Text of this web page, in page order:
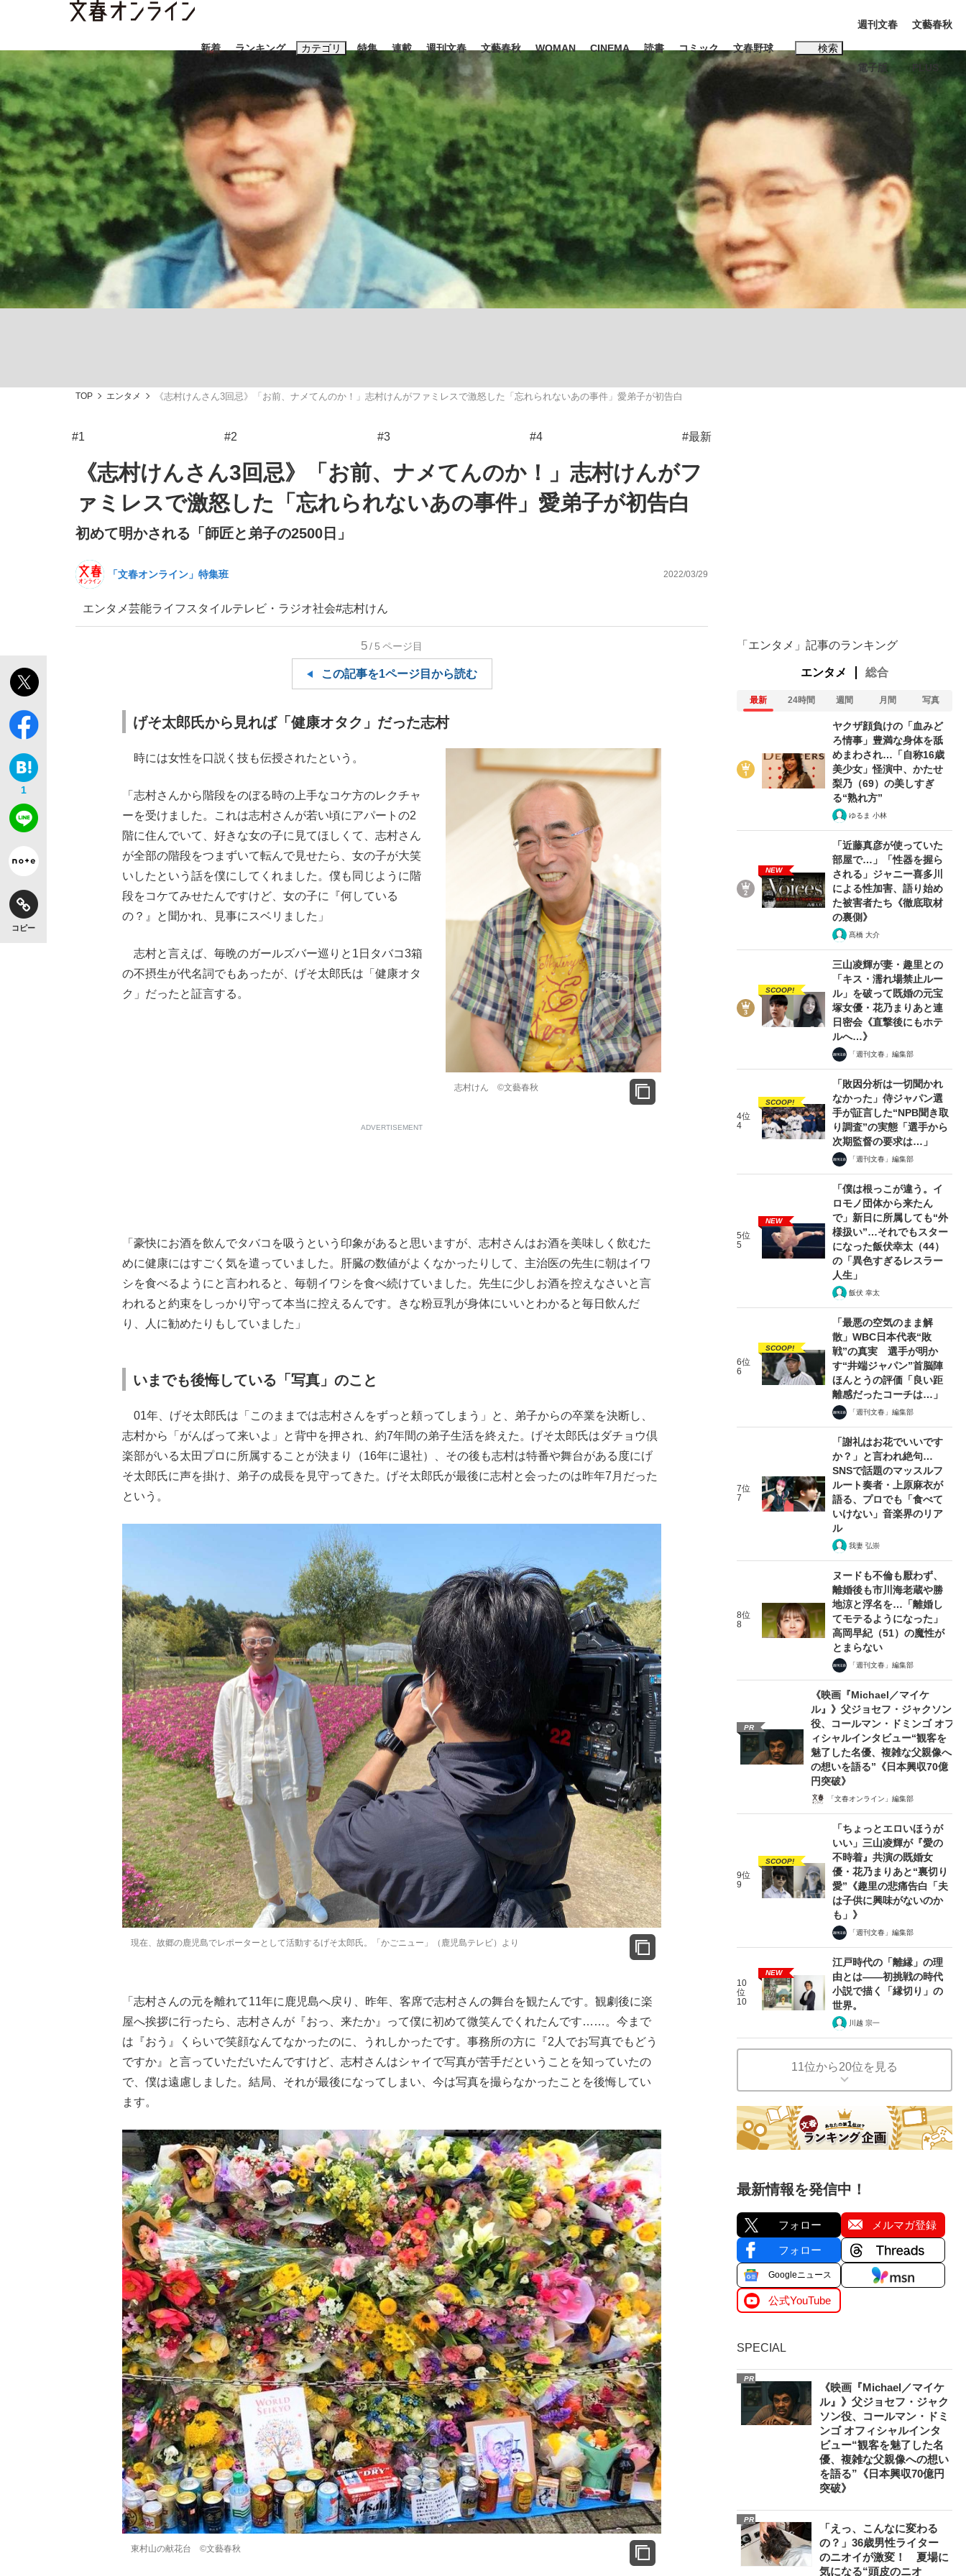
新着 ランキング カテゴリ
ニュース エンタメ ライフ ビジネス インタビュー
「90%は失敗する。でも…」本田圭佑が初めて明かした日本代表監督に... 「最悪の空気のまま解散」WBC日本代表“敗戦”の真実 選手が明かす...
「目標達成できなかったからと言って…」サッカー日本代表・森保一監督...
もっと見る
特集
終戦から81年
観る将棋、読む将棋
連載 週刊文春 文藝春秋 WOMAN CINEMA 読書 コミック 文春野球 検索
キーワード入力
おすすめのキーワードタグ一覧
#藤田晋 #三山凌輝 #高市早苗 #後藤真希 #森岡毅 #城彰二 #内田有紀
#松田聖子
#玉木雄一郎
#亀和田武
週刊文春
電子版
文藝春秋
PLUS
TOP エンタメ 《志村けんさん3回忌》「お前、ナメてんのか！」志村けんがファミレスで激怒した「忘れられないあの事件」愛弟子が初告白
#1 #2 #3 #4 #最新
《志村けんさん3回忌》「お前、ナメてんのか！」志村けんがフ
ァミレスで激怒した「忘れられないあの事件」愛弟子が初告白
初めて明かされる「師匠と弟子の2500日」
「文春オンライン」特集班 2022/03/29
エンタメ芸能ライフスタイルテレビ・ラジオ社会#志村けん
1
コピー
5/5 ページ目
この記事を1ページ目から読む
げそ太郎氏から見れば「健康オタク」だった志村
志村けん ©︎文藝春秋
時には女性を口説く技も伝授されたという。
「志村さんから階段をのぼる時の上手なコケ方のレクチャ
ーを受けました。これは志村さんが若い頃にアパートの2
階に住んでいて、好きな女の子に見てほしくて、志村さん
が全部の階段をつまずいて転んで見せたら、女の子が大笑
いしたという話を僕にしてくれました。僕も同じように階
段をコケてみせたんですけど、女の子に『何している
の？』と聞かれ、見事にスベリました」
志村と言えば、毎晩のガールズバー巡りと1日タバコ3箱
の不摂生が代名詞でもあったが、げそ太郎氏は「健康オタ
ク」だったと証言する。
ADVERTISEMENT
「豪快にお酒を飲んでタバコを吸うという印象があると思いますが、志村さんはお酒を美味しく飲むた
めに健康にはすごく気を遣っていました。肝臓の数値がよくなかったりして、主治医の先生に朝はイワ
シを食べるようにと言われると、毎朝イワシを食べ続けていました。先生に少しお酒を控えなさいと言
われると約束をしっかり守って本当に控えるんです。きな粉豆乳が身体にいいとわかると毎日飲んだ
り、人に勧めたりもしていました」
いまでも後悔している「写真」のこと
01年、げそ太郎氏は「このままでは志村さんをずっと頼ってしまう」と、弟子からの卒業を決断し、
志村から「がんばって来いよ」と背中を押され、約7年間の弟子生活を終えた。げそ太郎氏はダチョウ倶
楽部がいる太田プロに所属することが決まり（16年に退社）、その後も志村は特番や舞台がある度にげ
そ太郎氏に声を掛け、弟子の成長を見守ってきた。げそ太郎氏が最後に志村と会ったのは昨年7月だった
という。
現在、故郷の鹿児島でレポーターとして活動するげそ太郎氏。「かごニュー」（鹿児島テレビ）より
「志村さんの元を離れて11年に鹿児島へ戻り、昨年、客席で志村さんの舞台を観たんです。観劇後に楽
屋へ挨拶に行ったら、志村さんが『おっ、来たか』って僕に初めて微笑んでくれたんです……。今まで
は『おう』くらいで笑顔なんてなかったのに、うれしかったです。事務所の方に『2人でお写真でもどう
ですか』と言っていただいたんですけど、志村さんはシャイで写真が苦手だということを知っていたの
で、僕は遠慮しました。結局、それが最後になってしまい、今は写真を撮らなかったことを後悔してい
ます。
東村山の献花台 ©︎文藝春秋
「エンタメ」記事のランキング
エンタメ 総合
最新 24時間 週間 月間 写真
ヤクザ顔負けの「血みど
ろ情事」豊満な身体を舐
めまわされ…「自称16歳
美少女」怪演中、かたせ
梨乃（69）の美しすぎ
る“熟れ方”
ゆるま 小林
NEW
「近藤真彦が使っていた
部屋で…」「性器を握ら
される」ジャニー喜多川
による性加害、語り始め
た被害者たち《徹底取材
の裏側》
髙橋 大介
SCOOP!
三山凌輝が妻・趣里との
「キス・濡れ場禁止ルー
ル」を破って既婚の元宝
塚女優・花乃まりあと連
日密会《直撃後にもホテ
ルへ…》
「週刊文春」編集部
4位
4
SCOOP!
「敗因分析は一切聞かれ
なかった」侍ジャパン選
手が証言した“NPB聞き取
り調査”の実態「選手から
次期監督の要求は…」
「週刊文春」編集部
5位
5
NEW
「僕は根っこが違う。イ
ロモノ団体から来たん
で」新日に所属しても“外
様扱い”…それでもスター
になった飯伏幸太（44）
の「異色すぎるレスラー
人生」
飯伏 幸太
6位
6
SCOOP!
「最悪の空気のまま解
散」WBC日本代表“敗
戦”の真実 選手が明か
す“井端ジャパン”首脳陣
ほんとうの評価「良い距
離感だったコーチは…」
「週刊文春」編集部
7位
7
「謝礼はお花でいいです
か？」と言われ絶句…
SNSで話題のマッスルフ
ルート奏者・上原麻衣が
語る、プロでも「食べて
いけない」音楽界のリア
ル
我妻 弘崇
8位
8
ヌードも不倫も厭わず、
離婚後も市川海老蔵や勝
地涼と浮名を…「離婚し
てモテるようになった」
高岡早紀（51）の魔性が
とまらない
「週刊文春」編集部
PR
《映画『Michael／マイケ
ル』》父ジョセフ・ジャクソン
役、コールマン・ドミンゴ オフ
ィシャルインタビュー“観客を
魅了した名優、複雑な父親像へ
の想いを語る”《日本興収70億
円突破》
「文春オンライン」編集部
9位
9
SCOOP!
「ちょっとエロいほうが
いい」三山凌輝が『愛の
不時着』共演の既婚女
優・花乃まりあと“裏切り
愛”《趣里の悲痛告白「夫
は子供に興味がないのか
も」》
「週刊文春」編集部
10
位
10
NEW
江戸時代の「離縁」の理
由とは――初挑戦の時代
小説で描く「縁切り」の
世界。
川越 宗一
11位から20位を見る
最新情報を発信中！
フォロー メルマガ登録
フォロー
Googleニュース
公式YouTube
SPECIAL
PR
《映画『Michael／マイケ
ル』》父ジョセフ・ジャク
ソン役、コールマン・ドミ
ンゴ オフィシャルインタ
ビュー“観客を魅了した名
優、複雑な父親像への想い
を語る”《日本興収70億円
突破》
PR
「えっ、こんなに変わる
の？」36歳男性ライター
のニオイが激変！ 夏場に
気になる“頭皮のニオ